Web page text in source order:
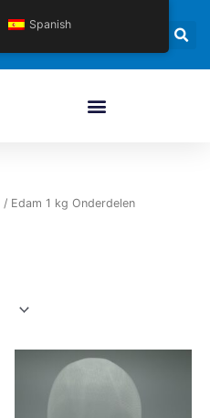
/ Edam 1 kg Onderdelen
Spanish